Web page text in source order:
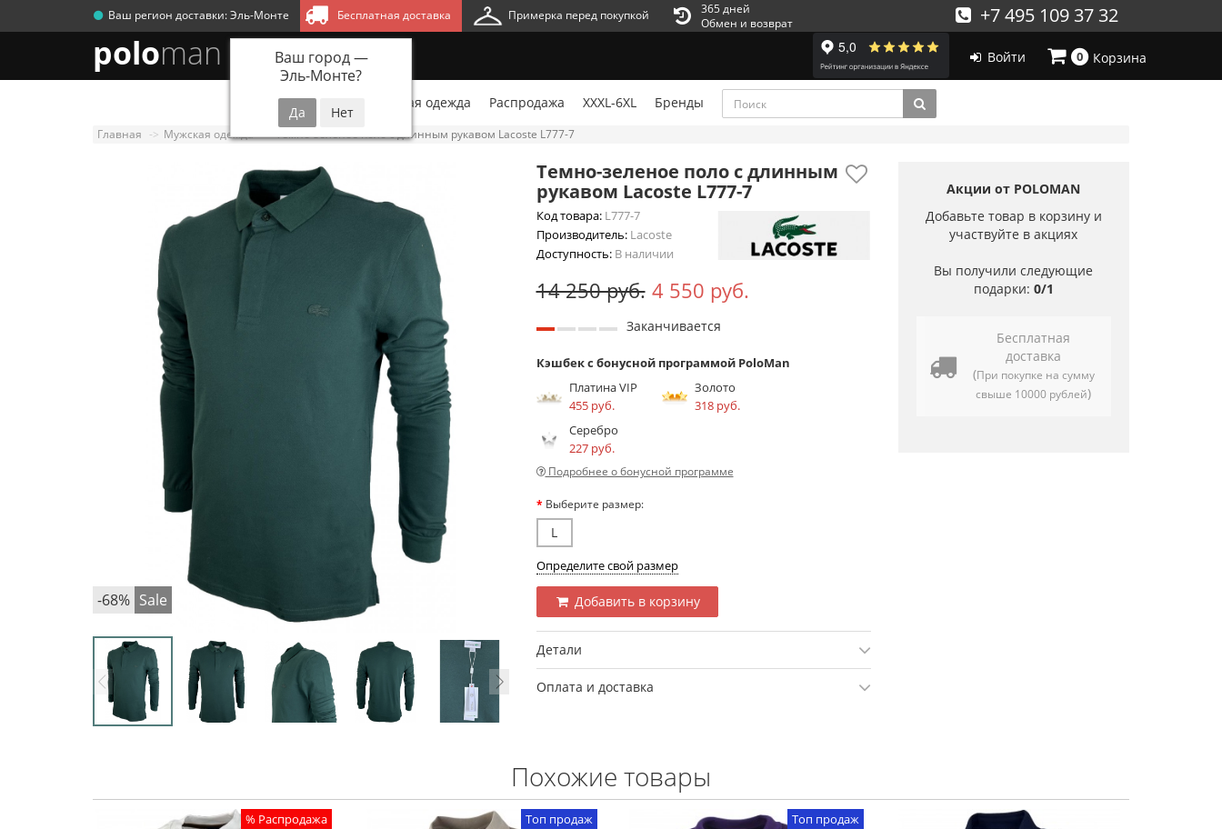
Ваш регион доставки:Эль-Монте
Ваш город —
Эль-Монте?
Бесплатная доставка Примерка перед покупкой
365 дней
Обмен и возврат
+7 495 109 37 32
Войти 0 Корзина
poloman
Новинки Мужская одежда Распродажа XXXL-6XL Бренды
Главная Мужская одежда Темно-зеленое поло с длинным рукавом Lacoste L777-7
-68% Sale
Темно-зеленое поло с длинным
рукавом Lacoste L777-7
Код товара:L777-7
Производитель:Lacoste
Доступность:В наличии
14 250 руб. 4 550 руб.
Заканчивается
Кэшбек с бонусной программой PoloMan
Платина VIP
455 руб.
Золото
318 руб.
Серебро
227 руб.
Подробнее о бонусной программе
Выберите размер:
L
Определите свой размер
Добавить в корзину
Детали
Оплата и доставка
Акции от POLOMAN
Добавьте товар в корзину и
участвуйте в акциях
Вы получили следующие
подарки: 0/1
Бесплатная
доставка
(При покупке на сумму
свыше 10000 рублей)
Похожие товары
% Распродажа Топ продаж Топ продаж